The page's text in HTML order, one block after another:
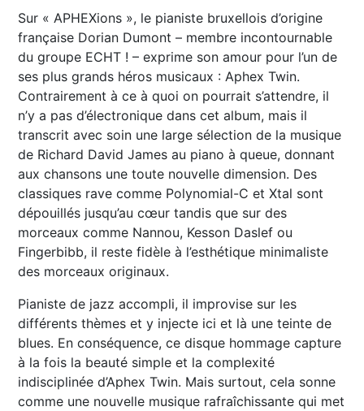
Sur « APHEXions », le pianiste bruxellois d’origine
française Dorian Dumont – membre incontournable
du groupe ECHT ! – exprime son amour pour l’un de
ses plus grands héros musicaux : Aphex Twin.
Contrairement à ce à quoi on pourrait s’attendre, il
n’y a pas d’électronique dans cet album, mais il
transcrit avec soin une large sélection de la musique
de Richard David James au piano à queue, donnant
aux chansons une toute nouvelle dimension. Des
classiques rave comme Polynomial-C et Xtal sont
dépouillés jusqu’au cœur tandis que sur des
morceaux comme Nannou, Kesson Daslef ou
Fingerbibb, il reste fidèle à l’esthétique minimaliste
des morceaux originaux.
Pianiste de jazz accompli, il improvise sur les
différents thèmes et y injecte ici et là une teinte de
blues. En conséquence, ce disque hommage capture
à la fois la beauté simple et la complexité
indisciplinée d’Aphex Twin. Mais surtout, cela sonne
comme une nouvelle musique rafraîchissante qui met